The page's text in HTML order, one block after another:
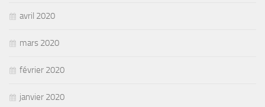
avril 2020
mars 2020
février 2020
janvier 2020